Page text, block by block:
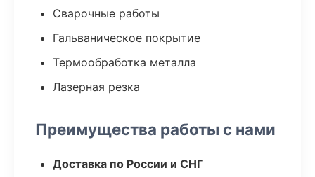
Сварочные работы
Гальваническое покрытие
Термообработка металла
Лазерная резка
Преимущества работы с нами
Доставка по России и СНГ